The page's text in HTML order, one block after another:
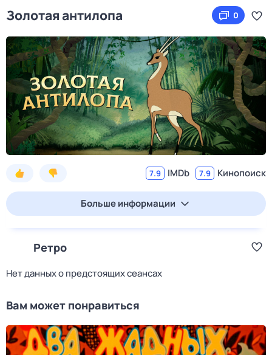
Золотая антилопа 0
7.9 IMDb 7.9 Кинопоиск
Больше информации
Ретро
Нет данных о предстоящих сеансах
Вам может понравиться